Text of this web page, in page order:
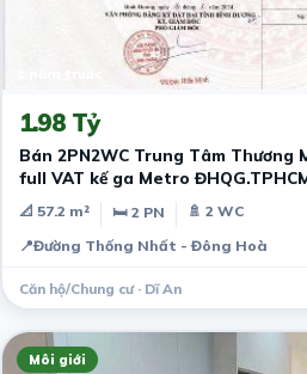
1.98 Tỷ
Bán 2PN2WC Trung Tâm Thương
full VAT kế ga Metro
📐 57.2 m² 🛏 2 PN
🚿 2 WC
📍Đường Thống Nhất - Đông Hoà
Căn hộ/Chung cư · Dĩ An
Môi giới